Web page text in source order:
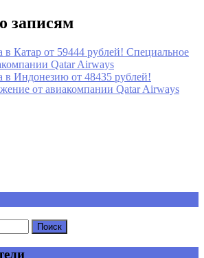
записям
в Катар от 59444 рублей! Специальное
Qatar Airways
в Индонезию от 48435 рублей!
от авиакомпании Qatar Airways
опубликован.